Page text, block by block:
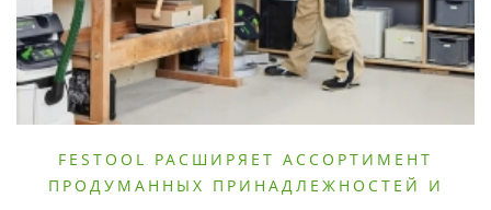
FESTOOL РАСШИРЯЕТ АССОРТИМЕНТ
ПРОДУМАННЫХ ПРИНАДЛЕЖНОСТЕЙ И